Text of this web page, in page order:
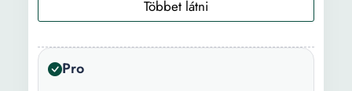
Szín:
Szürke
Anyag:
PVC
Hosszúság:
Pro